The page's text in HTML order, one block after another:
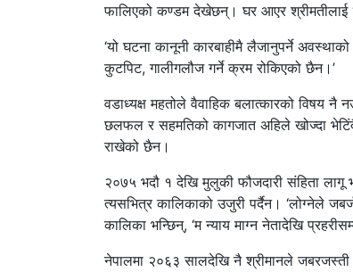
फालिएको कण्डम देखेछन्। घर आएर श्रीमतीलाई
‘यो घटना कानूनी कारबाहीमै लैजानुपर्ने
कुटपिट, गालीगलौज गर्ने क्रम रोकिएको छैन।’
वडाध्यक्ष महतोले वैवाहिक बलात्कारको विषय नै
छलफल र सहमतिको कागजात अहिले खोज्दा
राखेको छैन।
२०७५ भदौ १ देखि मुलुकी फौजदारी संहिता लागू
त्यसभित्र कालिकाको उजुरी पर्दैन। ‘लोग्नेले
कालिका भन्छिन्, ‘म न्याय माग्न नेतादेखि
नेपालमा २०६३ सालदेखि नै श्रीमानले जबरजस्ती